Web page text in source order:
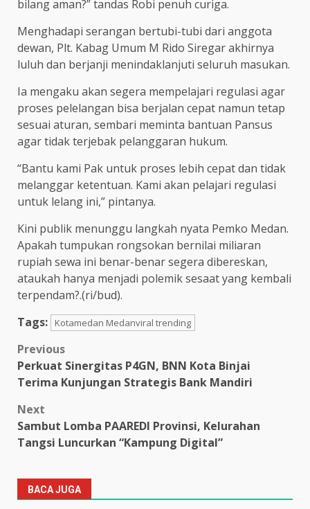
bilang aman?” tandas Robi penuh curiga.
Menghadapi serangan bertubi-tubi dari anggota
dewan, Plt. Kabag Umum M Rido Siregar akhirnya
luluh dan berjanji menindaklanjuti seluruh masukan.
Ia mengaku akan segera mempelajari regulasi agar
proses pelelangan bisa berjalan cepat namun tetap
sesuai aturan, sembari meminta bantuan Pansus
agar tidak terjebak pelanggaran hukum.
“Bantu kami Pak untuk proses lebih cepat dan tidak
melanggar ketentuan. Kami akan pelajari regulasi
untuk lelang ini,” pintanya.
Kini publik menunggu langkah nyata Pemko Medan.
Apakah tumpukan rongsokan bernilai miliaran
rupiah sewa ini benar-benar segera dibereskan,
ataukah hanya menjadi polemik sesaat yang kembali
terpendam?.(ri/bud).
Tags:
Kotamedan Medanviral trending
Post
navigation
Previous
Perkuat Sinergitas P4GN, BNN Kota Binjai
Terima Kunjungan Strategis Bank Mandiri
Next
Sambut Lomba PAAREDI Provinsi, Kelurahan
Tangsi Luncurkan “Kampung Digital”
BACA JUGA